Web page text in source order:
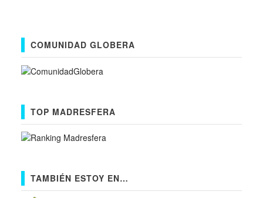
COMUNIDAD GLOBERA
TOP MADRESFERA
TAMBIÉN ESTOY EN…